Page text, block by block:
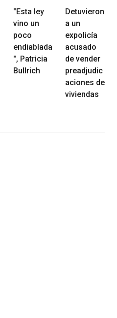
"Esta ley
vino un
poco
endiablada
", Patricia
Bullrich
Detuvieron
a un
expolicía
acusado
de vender
preadjudic
aciones de
viviendas